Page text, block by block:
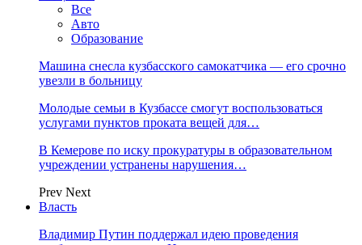
Все
Авто
Образование
Машина снесла кузбасского самокатчика — его срочно
увезли в больницу
Молодые семьи в Кузбассе смогут воспользоваться
услугами пунктов проката вещей для…
В Кемерове по иску прокуратуры в образовательном
учреждении устранены нарушения…
Prev Next
Власть
Владимир Путин поддержал идею проведения